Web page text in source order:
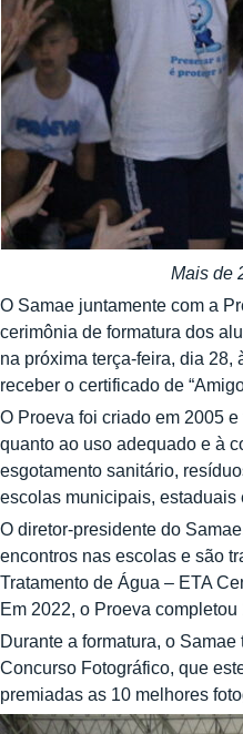
Mais de
O Samae juntamente com a
cerimônia de formatura dos
na próxima terça-feira, dia 28,
receber o certificado de
O Proeva foi criado em 2005
quanto ao uso adequado e à
esgotamento sanitário,
escolas municipais, estaduais
O diretor-presidente do
encontros nas escolas e são
Tratamento de Água – ETA
Em 2022, o Proeva
Durante a formatura, o
Concurso Fotográfico, que
premiadas as 10 melhores